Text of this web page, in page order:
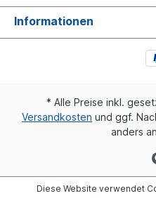
Informationen
* Alle Preise inkl.
Versandkosten und ggf.
anders
Diese Website verwendet